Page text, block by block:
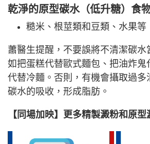
乾淨的原型碳水（低升糖） 食
糙米、根莖類和豆類、水果等
蕭醫生提醒，不要誤將不清潔碳水
如把蛋糕代替歐式麵包、把油炸鬼
代替冷麵。否則，有機會攝取過多
碳水的吸收，形成脂肪。
【同場加映】更多精製澱粉和原